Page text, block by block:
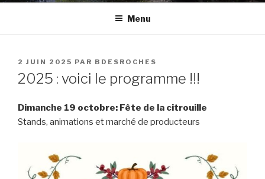
Menu
PUBLIÉ
LE
2 JUIN 2025 PAR BDESROCHES
2025 : voici le programme !!!
Dimanche 19 octobre: Fête de la citrouille
Stands, animations et marché de producteurs